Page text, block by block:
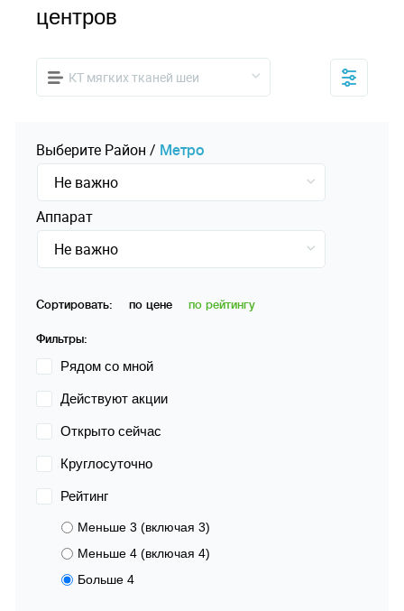
центров
КТ мягких тканей шеи
Выберите Pайон / Mетро
Не важно
Аппарат
Не важно
Сортировать: по цене по рейтингу
Фильтры:
Рядом со мной
Действуют акции
Открыто сейчас
Круглосуточно
Рейтинг
Меньше 3 (включая 3)
Меньше 4 (включая 4)
Больше 4